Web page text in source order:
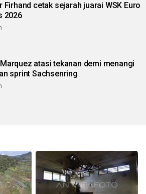
Firhand cetak sejarah juarai WSK Euro
2026
atasi tekanan demi menangi
sprint Sachsenring